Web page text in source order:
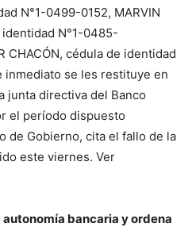
N°1-0499-0152, MARVIN
identidad N°1-0485-
CHACÓN, cédula de identidad
inmediato se les restituye en
junta directiva del Banco
el período dispuesto
de Gobierno, cita el fallo de la
este viernes. Ver
bancaria y ordena